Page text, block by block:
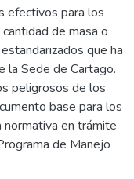
efectivos para los
de masa o
que ha
la Sede de Cartago.
peligrosos de los
base para los
normativa en trámite
de Manejo